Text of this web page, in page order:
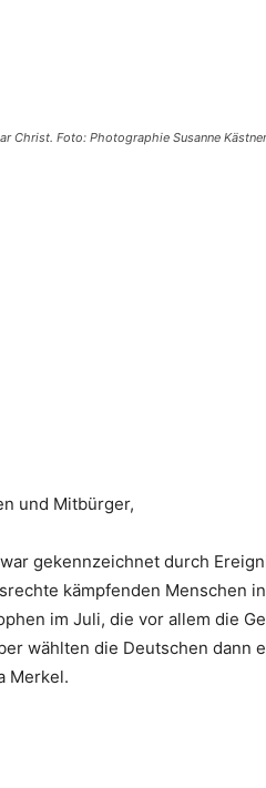
Christ. Foto: Photographie Susanne Kästner
und Mitbürger,
gekennzeichnet durch
kämpfenden Menschen
im Juli, die vor allem die
wählten die Deutschen dann
Merkel.